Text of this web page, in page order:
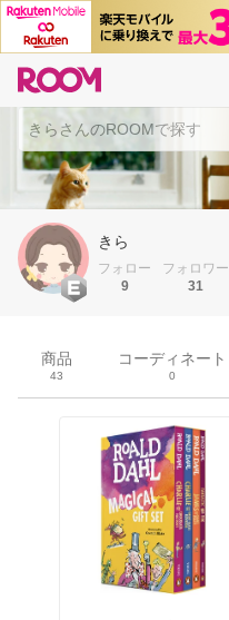
きら
フォロー
9
フォロワー
31
商品
43
コーディネート
0